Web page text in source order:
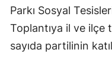
Parkı Sosyal
Toplantıya il ve ilçe
sayıda partilinin